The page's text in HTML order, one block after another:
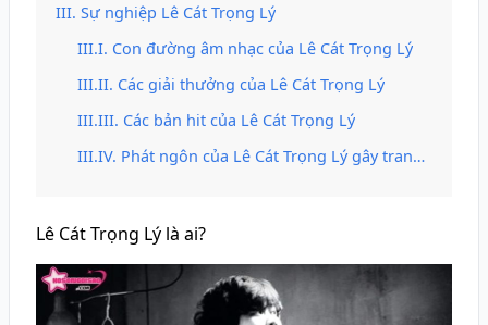
Sự nghiệp Lê Cát Trọng Lý
Con đường âm nhạc của Lê Cát Trọng Lý
Các giải thưởng của Lê Cát Trọng Lý
Các bản hit của Lê Cát Trọng Lý
Phát ngôn của Lê Cát Trọng Lý gây tranh cãi
Lê Cát Trọng Lý là ai?